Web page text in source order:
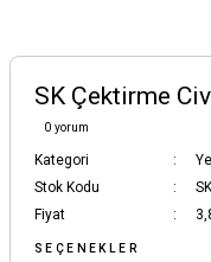
SK Çektirme
0 yorum
Kategori
Stok Kodu
Fiyat
SEÇENEKLER